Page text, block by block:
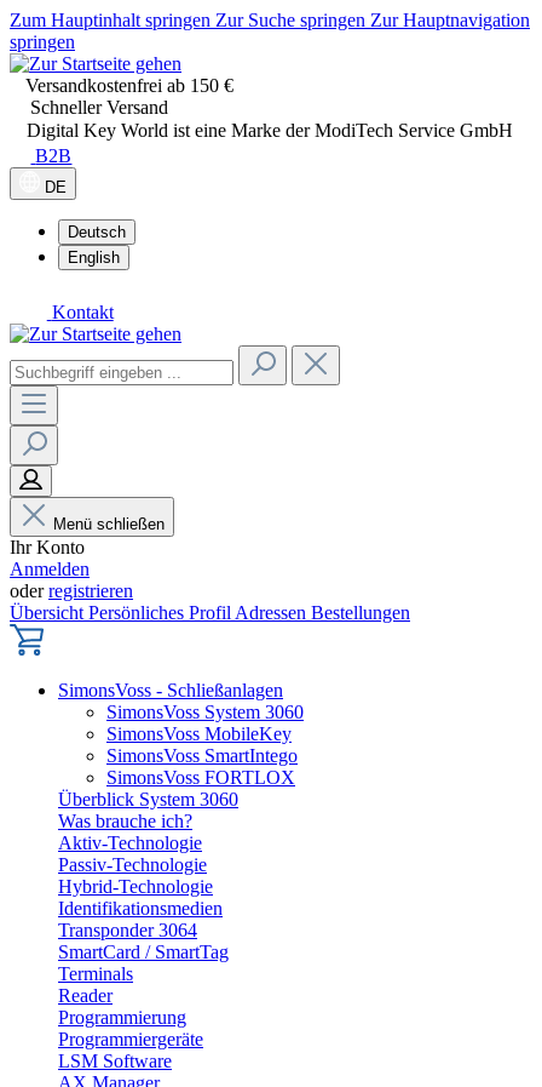
Zum Hauptinhalt springen Zur Suche springen Zur Hauptnavigation
springen
Versandkostenfrei ab 150 €
Schneller Versand
Digital Key World ist eine Marke der ModiTech Service GmbH
B2B
DE
Deutsch
English
Kontakt
Menü schließen
Ihr Konto
Anmelden
oderregistrieren
Übersicht Persönliches Profil Adressen Bestellungen
SimonsVoss - Schließanlagen
SimonsVoss System 3060
SimonsVoss MobileKey
SimonsVoss SmartIntego
SimonsVoss FORTLOX
Überblick System 3060
Was brauche ich?
Aktiv-Technologie
Passiv-Technologie
Hybrid-Technologie
Identifikationsmedien
Transponder 3064
SmartCard / SmartTag
Terminals
Reader
Programmierung
Programmiergeräte
LSM Software
AX Manager